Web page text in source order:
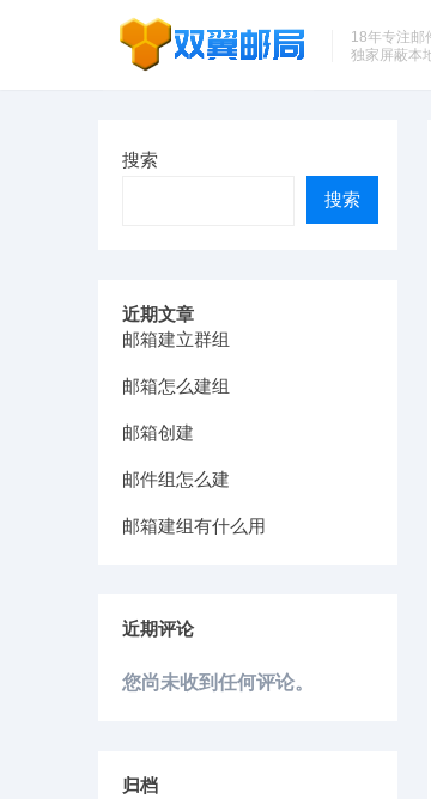
18年专注邮
独家屏蔽本
搜索
搜索
近期文章
邮箱建立群组
邮箱怎么建组
邮箱创建
邮件组怎么建
邮箱建组有什么用
近期评论
您尚未收到任何评论。
归档